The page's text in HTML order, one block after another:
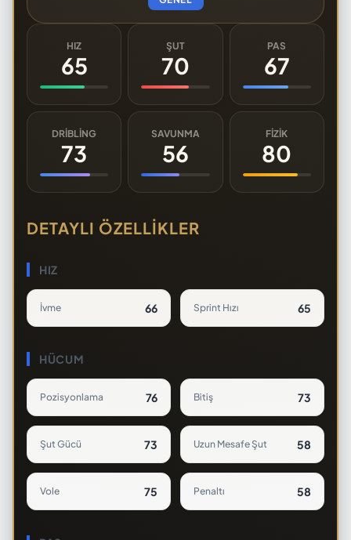
HIZ
65
ŞUT
70
PAS
67
DRIBLING
73
SAVUNMA
56
FIZIK
80
DETAYLI ÖZELLIKLER
HIZ
İvme 66 Sprint Hızı 65
HÜCUM
Pozisyonlama 76 Bitiş 73
Şut Gücü 73 Uzun Mesafe Şut 58
Vole 75 Penaltı 58